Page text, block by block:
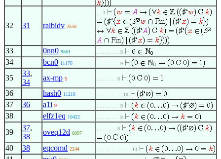
32 31 ralbidv 2550
. . 3
♯
♯
♯
♯
♯
♯
33
0nn0 9561 . . . . . . . . 9
34 bcn0 11176 . . . . . . . . 9
35
33,
34
ax-mp 5 . . . . . . . 8
36 hash0 11218 . . . . . . . . . 10
♯
37
36 a1i 9 . . . . . . . . 9
♯
38
elfz1eq 10422 . . . . . . . . 9
39
37,
38
oveq12d 6097
. . . . . . . 8 ♯
40 38 eqcomd 2244 . . . . . . . . . . . . 13